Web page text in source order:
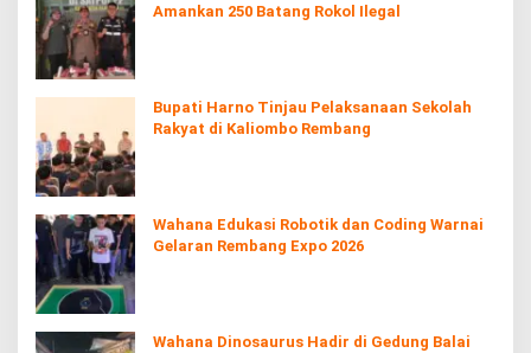
Amankan 250 Batang Rokol Ilegal
Bupati Harno Tinjau Pelaksanaan Sekolah
Rakyat di Kaliombo Rembang
Wahana Edukasi Robotik dan Coding Warnai
Gelaran Rembang Expo 2026
Wahana Dinosaurus Hadir di Gedung Balai